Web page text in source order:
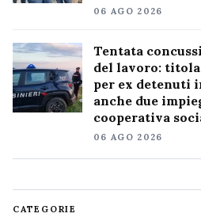
06 AGO 2026
Tentata
del lavoro:
per ex detenuti
anche due
cooperativa
06 AGO 2026
CATEGORIE